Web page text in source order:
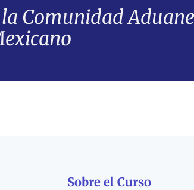
Comunidad
Sobre el Curso